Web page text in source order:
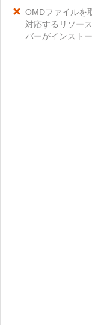
OMDファイルを
対応するリソー
バーがインスト